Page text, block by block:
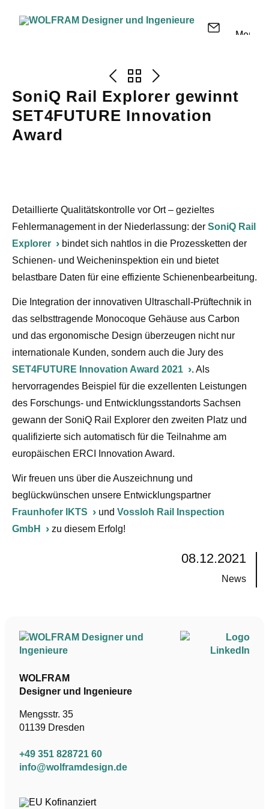
Menü
SoniQ Rail Explorer gewinnt
SET4FUTURE Innovation
Award
Detaillierte Qualitätskontrolle vor Ort – gezieltes
Fehlermanagement in der Niederlassung: der SoniQ Rail
Explorer
bindet sich nahtlos in die Prozessketten der
Schienen- und Weicheninspektion ein und bietet
belastbare Daten für eine effiziente Schienenbearbeitung.
Die Integration der innovativen Ultraschall-Prüftechnik in
das selbsttragende Monocoque Gehäuse aus Carbon
und das ergonomische Design überzeugen nicht nur
internationale Kunden, sondern auch die Jury des
SET4FUTURE Innovation Award 2021
. Als
hervorragendes Beispiel für die exzellenten Leistungen
des Forschungs- und Entwicklungsstandorts Sachsen
gewann der SoniQ Rail Explorer den zweiten Platz und
qualifizierte sich automatisch für die Teilnahme am
europäischen ERCI Innovation Award.
Wir freuen uns über die Auszeichnung und
beglückwünschen unsere Entwicklungspartner
Fraunhofer IKTS
und Vossloh Rail Inspection
GmbH
zu diesem Erfolg!
08.12.2021
News
WOLFRAM
Designer und Ingenieure
Mengsstr. 35
01139 Dresden
+49 351 828721 60
info@wolframdesign.de